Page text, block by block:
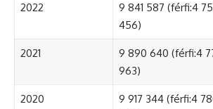
2022
9 841 587 (férfi:4
456)
2021
9 890 640 (férfi:4
963)
2020
9 917 344 (férfi:4